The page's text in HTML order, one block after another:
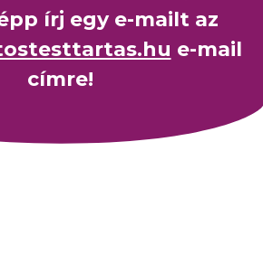
írj egy e-mailt az
e-mail
címre!